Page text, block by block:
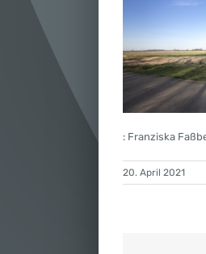
: Franziska
20. April 2021